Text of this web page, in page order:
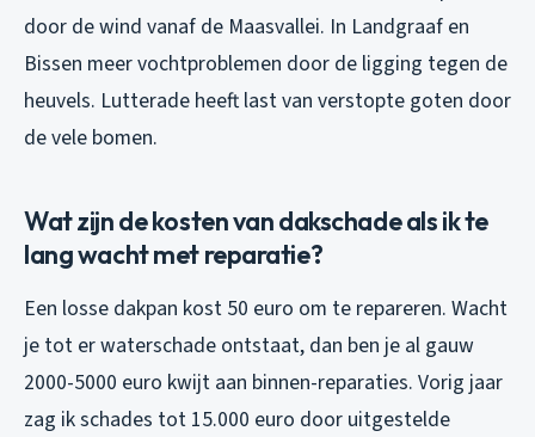
door de wind vanaf de Maasvallei. In Landgraaf en
Bissen meer vochtproblemen door de ligging tegen de
heuvels. Lutterade heeft last van verstopte goten door
de vele bomen.
Wat zijn de kosten van dakschade als ik te
lang wacht met reparatie?
Een losse dakpan kost 50 euro om te repareren. Wacht
je tot er waterschade ontstaat, dan ben je al gauw
2000-5000 euro kwijt aan binnen-reparaties. Vorig jaar
zag ik schades tot 15.000 euro door uitgestelde